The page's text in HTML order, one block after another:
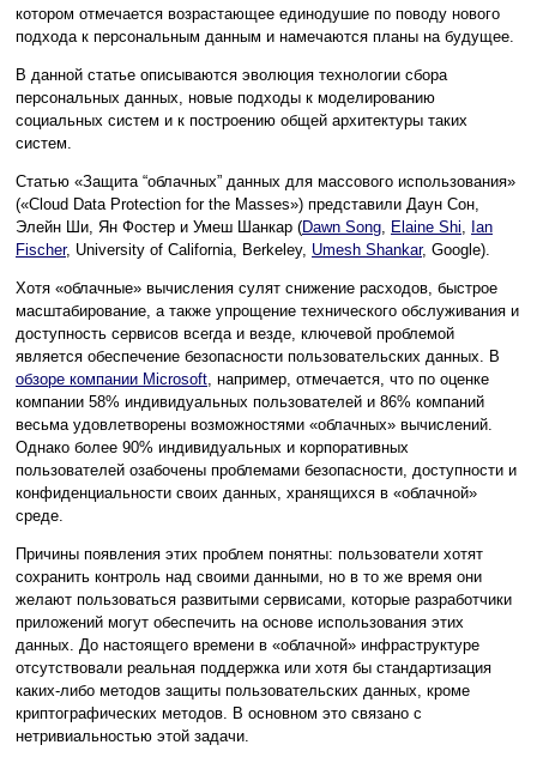
котором отмечается возрастающее единодушие по поводу нового
подхода к персональным данным и намечаются планы на будущее.
В данной статье описываются эволюция технологии сбора
персональных данных, новые подходы к моделированию
социальных систем и к построению общей архитектуры таких
систем.
Статью «Защита “облачных” данных для массового использования»
(«Cloud Data Protection for the Masses») представили Даун Сон,
Элейн Ши, Ян Фостер и Умеш Шанкар (Dawn Song Elaine Shi
Ian
Fischer, University of California, Berkeley, Umesh Shankar, Google).
Хотя «облачные» вычисления сулят снижение расходов, быстрое
масштабирование, а также упрощение технического обслуживания и
доступность сервисов всегда и везде, ключевой проблемой
является обеспечение безопасности пользовательских данных. В
обзоре компании Microsoft , например, отмечается, что по оценке
компании 58% индивидуальных пользователей и 86% компаний
весьма удовлетворены возможностями «облачных» вычислений.
Однако более 90% индивидуальных и корпоративных
пользователей озабочены проблемами безопасности, доступности и
конфиденциальности своих данных, хранящихся в «облачной»
среде.
Причины появления этих проблем понятны: пользователи хотят
сохранить контроль над своими данными, но в то же время они
желают пользоваться развитыми сервисами, которые разработчики
приложений могут обеспечить на основе использования этих
данных. До настоящего времени в «облачной» инфраструктуре
отсутствовали реальная поддержка или хотя бы стандартизация
каких-либо методов защиты пользовательских данных, кроме
криптографических методов. В основном это связано с
нетривиальностью этой задачи.